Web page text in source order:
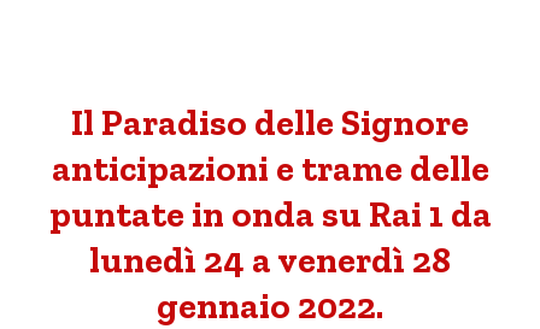
Il Paradiso delle Signore
anticipazioni e trame delle
puntate in onda su Rai 1 da
lunedì 24 a venerdì 28
gennaio 2022.